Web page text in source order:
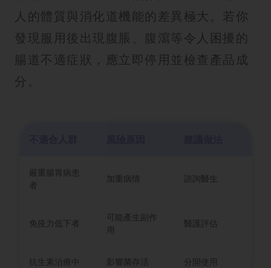
人的體質與消化道機能的差異極大。若你
發現服用後出現腹脹、腹瀉等令人困擾的
腸道不適症狀，應立即停用並檢查產品成
分。
嚴重腸胃病患
者
加重病情 諮詢醫生
免疫力低下者
可能產生副作
用
醫護評估
抗生素治療中 影響菌存活 分開使用